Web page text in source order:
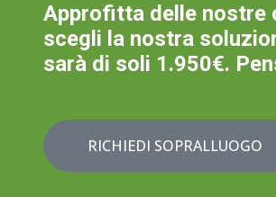
Approfitta delle nostre
scegli la nostra
sarà di soli 1.950€.
RICHIEDI SOPRALLUOGO